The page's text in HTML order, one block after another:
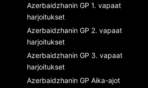
Azerbaidzhanin GP 1. vapaat
harjoitukset
Azerbaidzhanin GP 2. vapaat
harjoitukset
Azerbaidzhanin GP 3. vapaat
harjoitukset
Azerbaidzhanin GP Aika-ajot